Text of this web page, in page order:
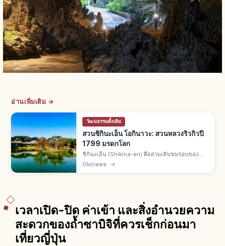
อ่านเพิ่มเติม →
วัฒนธรรมดั้งเดิม
สวนชิกินะเอ็น โอกินาวะ: สวนหลวงริวกิวปี
1799 มรดกโลก
ชิกินะเอ็น (Shikina-en) คือสวนเดินชมรอบของ
ราชวงศ์ริวกิวที่นาฮะ จ.โอกินาวะ สร้างปี 1799 พื้นที่
Okinawa →
เวลาเปิด-ปิด ค่าเข้า และสิ่งอำนวยความ
สะดวกของถ้ำซาบิจิที่ควรเช็กก่อนมา
เที่ยวญี่ปุ่น